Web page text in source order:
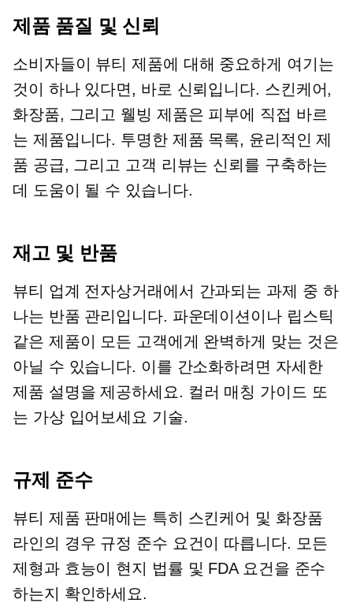
제품 품질 및 신뢰
소비자들이 뷰티 제품에 대해 중요하게 여기는
것이 하나 있다면, 바로 신뢰입니다. 스킨케어,
화장품, 그리고 웰빙 제품은 피부에 직접 바르
는 제품입니다. 투명한 제품 목록, 윤리적인 제
품 공급, 그리고 고객 리뷰는 신뢰를 구축하는
데 도움이 될 수 있습니다.
재고 및 반품
뷰티 업계 전자상거래에서 간과되는 과제 중 하
나는 반품 관리입니다. 파운데이션이나 립스틱
같은 제품이 모든 고객에게 완벽하게 맞는 것은
아닐 수 있습니다. 이를 간소화하려면 자세한
제품 설명을 제공하세요. 컬러 매칭 가이드 또
는 가상 입어보세요 기술.
규제 준수
뷰티 제품 판매에는 특히 스킨케어 및 화장품
라인의 경우 규정 준수 요건이 따릅니다. 모든
제형과 효능이 현지 법률 및 FDA 요건을 준수
하는지 확인하세요.